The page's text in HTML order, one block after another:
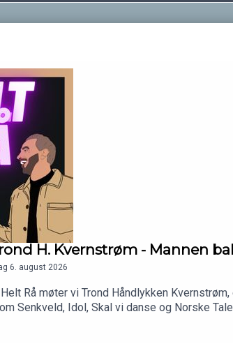
H. Kvernstrøm - Mannen
6. august 2026
Rå møter vi Trond Håndlykken
Senkveld, Idol, Skal vi danse og Norske
og Ikke lov å le på hytta på VGTV. Vi snakker
endring. Trond deler erfaringer fra